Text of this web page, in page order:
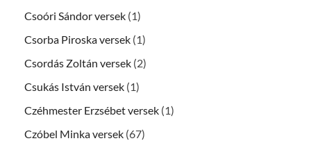
Csoóri Sándor versek (1)
Csorba Piroska versek (1)
Csordás Zoltán versek (2)
Csukás István versek (1)
Czéhmester Erzsébet versek (1)
Czóbel Minka versek (67)